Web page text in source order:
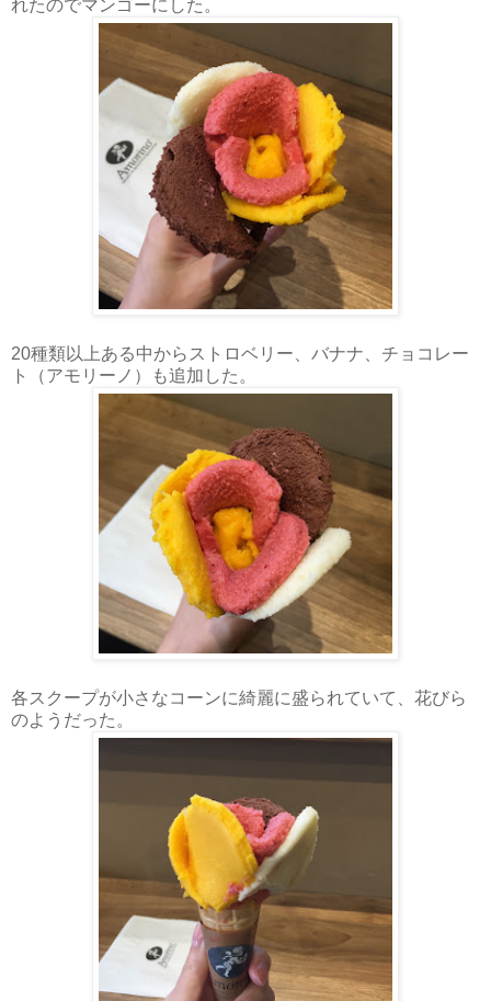
れたのでマンゴーにした。
20種類以上ある中からストロベリー、バナナ、チョコレー
ト（アモリーノ）も追加した。
各スクープが小さなコーンに綺麗に盛られていて、花びら
のようだった。